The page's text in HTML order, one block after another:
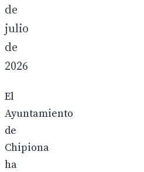
de
julio
de
2026
El
Ayuntamiento
de
Chipiona
ha